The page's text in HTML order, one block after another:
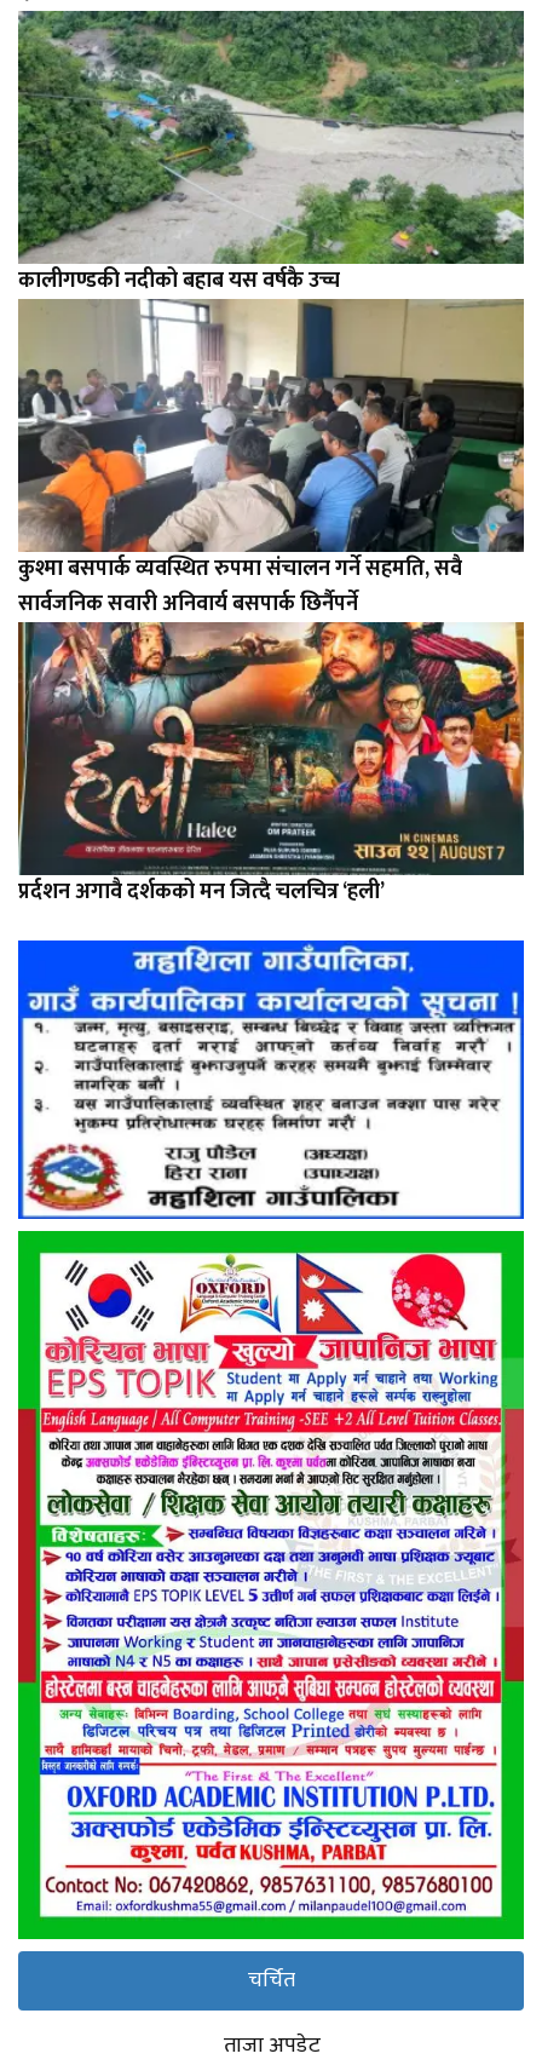
कालीगण्डकी नदीको बहाब यस वर्षकै उच्च
कुश्मा बसपार्क व्यवस्थित रुपमा संचालन गर्ने सहमति, सवै
सार्वजनिक सवारी अनिवार्य बसपार्क छिर्नैपर्ने
प्रर्दशन अगावै दर्शकको मन जित्दै चलचित्र ‘हली’
चर्चित
ताजा अपडेट